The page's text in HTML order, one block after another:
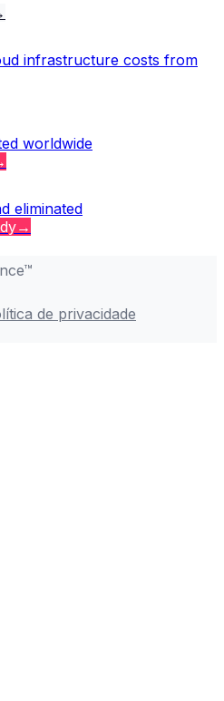
infrastructure costs from
worldwide
eliminated
→
de privacidade